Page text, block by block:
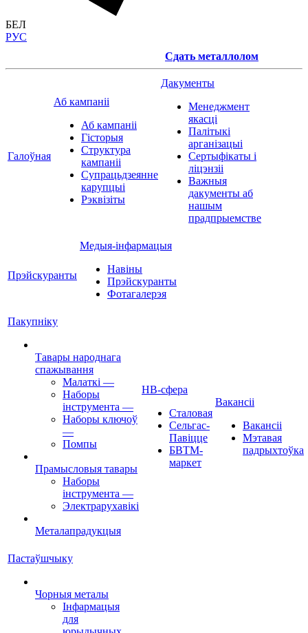
БЕЛ
РУС
Сдать металлолом
Галоўная
Аб кампаніі
Аб кампаніі
Гісторыя
Структура
кампаніі
Супрацьдзеянне
карупцыі
Рэквізіты
Дакументы
Менеджмент
якасці
Палітыкі
арганізацыі
Сертыфікаты і
ліцэнзіі
Важныя
дакументы аб
нашым
прадпрыемстве
Прэйскуранты
Медыя-інфармацыя
Навіны
Прэйскуранты
Фотагалерэя
Пакупніку
Тавары народнага
спажывання
Малаткі —
Наборы
інструмента —
Наборы ключоў
—
Помпы
Прамысловыя тавары
Наборы
інструмента —
Электрарухавікі
Металапрадукцыя
НВ-сфера
Сталовая
Сельгас-
Павіцце
БВТМ-
маркет
Вакансіі
Вакансіі
Мэтавая
падрыхтоўка
Пастаўшчыку
Чорныя металы
Інфармацыя
для